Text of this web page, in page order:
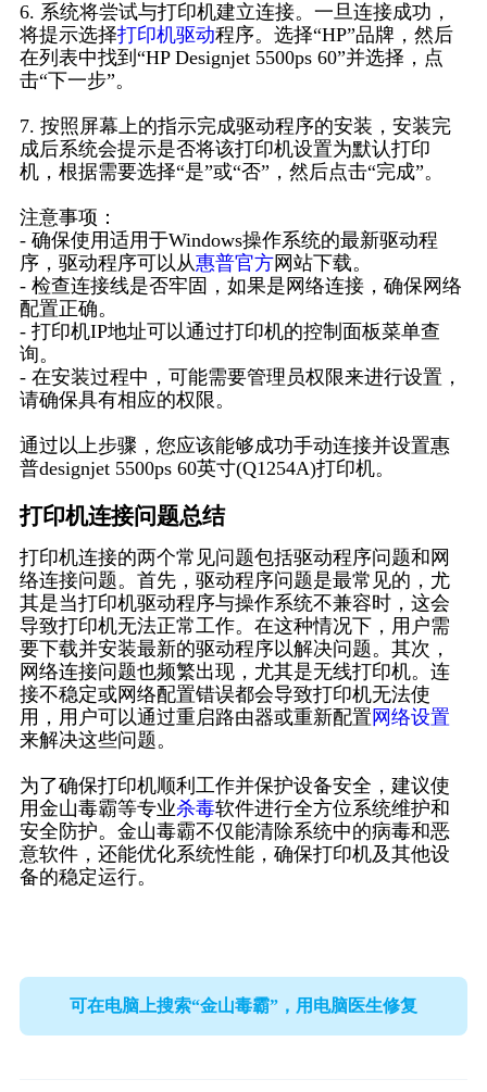
6. 系统将尝试与打印机建立连接。一旦连接成功，
将提示选择打印机驱动程序。选择“HP”品牌，然后
在列表中找到“HP Designjet 5500ps 60”并选择，点
击“下一步”。
7. 按照屏幕上的指示完成驱动程序的安装，安装完
成后系统会提示是否将该打印机设置为默认打印
机，根据需要选择“是”或“否”，然后点击“完成”。
注意事项：
- 确保使用适用于Windows操作系统的最新驱动程
序，驱动程序可以从惠普官方网站下载。
- 检查连接线是否牢固，如果是网络连接，确保网络
配置正确。
- 打印机IP地址可以通过打印机的控制面板菜单查
询。
- 在安装过程中，可能需要管理员权限来进行设置，
请确保具有相应的权限。
通过以上步骤，您应该能够成功手动连接并设置惠
普designjet 5500ps 60英寸(Q1254A)打印机。
打印机连接问题总结
打印机连接的两个常见问题包括驱动程序问题和网
络连接问题。首先，驱动程序问题是最常见的，尤
其是当打印机驱动程序与操作系统不兼容时，这会
导致打印机无法正常工作。在这种情况下，用户需
要下载并安装最新的驱动程序以解决问题。其次，
网络连接问题也频繁出现，尤其是无线打印机。连
接不稳定或网络配置错误都会导致打印机无法使
用，用户可以通过重启路由器或重新配置 网络设置
来解决这些问题。
为了确保打印机顺利工作并保护设备安全，建议使
用金山毒霸等专业杀毒软件进行全方位系统维护和
安全防护。金山毒霸不仅能清除系统中的病毒和恶
意软件，还能优化系统性能，确保打印机及其他设
备的稳定运行。
可在电脑上搜索“金山毒霸”，用电脑医生修复